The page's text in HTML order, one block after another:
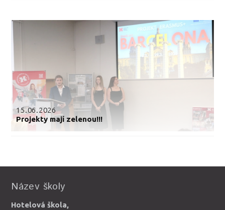
15.06.2026
Projekty mají zelenou!!!
Název školy
Hotelová škola,